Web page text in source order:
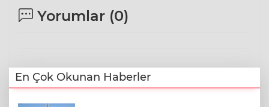
Yorumlar (0)
En Çok Okunan Haberler